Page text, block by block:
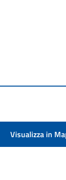
Visualizza in